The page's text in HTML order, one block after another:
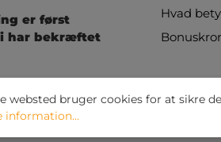
er først
har bekræftet
Hvad
websted bruger cookies for at sikre
information...